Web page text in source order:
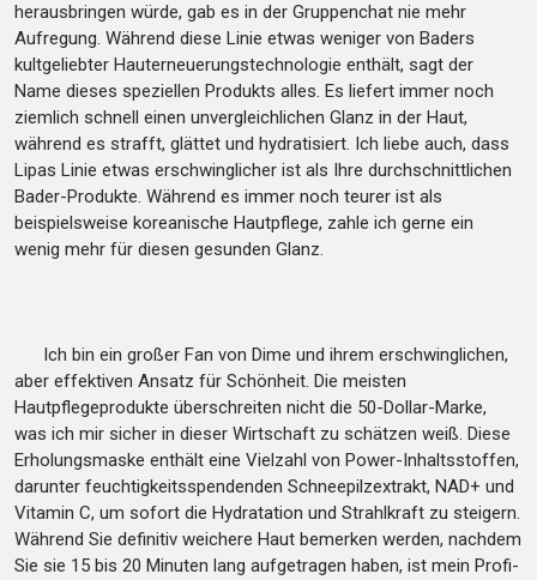
herausbringen würde, gab es in der Gruppenchat nie mehr
Aufregung. Während diese Linie etwas weniger von Baders
kultgeliebter Hauterneuerungstechnologie enthält, sagt der
Name dieses speziellen Produkts alles. Es liefert immer noch
ziemlich schnell einen unvergleichlichen Glanz in der Haut,
während es strafft, glättet und hydratisiert. Ich liebe auch, dass
Lipas Linie etwas erschwinglicher ist als Ihre durchschnittlichen
Bader-Produkte. Während es immer noch teurer ist als
beispielsweise koreanische Hautpflege, zahle ich gerne ein
wenig mehr für diesen gesunden Glanz.
Ich bin ein großer Fan von Dime und ihrem erschwinglichen,
aber effektiven Ansatz für Schönheit. Die meisten
Hautpflegeprodukte überschreiten nicht die 50-Dollar-Marke,
was ich mir sicher in dieser Wirtschaft zu schätzen weiß. Diese
Erholungsmaske enthält eine Vielzahl von Power-Inhaltsstoffen,
darunter feuchtigkeitsspendenden Schneepilzextrakt, NAD+ und
Vitamin C, um sofort die Hydratation und Strahlkraft zu steigern.
Während Sie definitiv weichere Haut bemerken werden, nachdem
Sie sie 15 bis 20 Minuten lang aufgetragen haben, ist mein Profi-